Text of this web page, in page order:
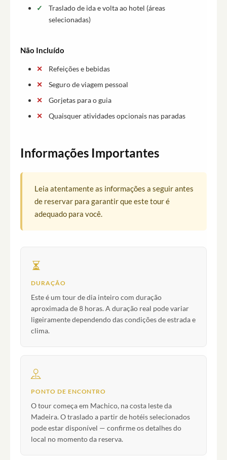
Traslado de ida e volta ao hotel (áreas
selecionadas)
Não Incluído
Refeições e bebidas
Seguro de viagem pessoal
Gorjetas para o guia
Quaisquer atividades opcionais nas paradas
Informações Importantes
Leia atentamente as informações a seguir antes
de reservar para garantir que este tour é
adequado para você.
DURAÇÃO
Este é um tour de dia inteiro com duração
aproximada de 8 horas. A duração real pode variar
ligeiramente dependendo das condições de estrada e
clima.
PONTO DE ENCONTRO
O tour começa em Machico, na costa leste da
Madeira. O traslado a partir de hotéis selecionados
pode estar disponível — confirme os detalhes do
local no momento da reserva.